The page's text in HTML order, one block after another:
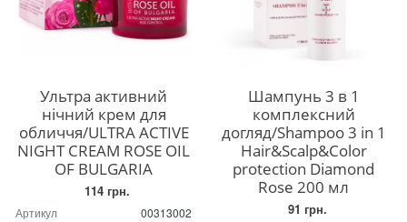
Ультра активний
нічний крем для
обличчя/ULTRA ACTIVE
NIGHT CREAM ROSE OIL
OF BULGARIA
114 грн.
Артикул
00313002
Шампунь 3 в 1
комплексний
догляд/Shampoo 3 in 1
Hair&Scalp&Color
protection Diamond
Rose 200 мл
91 грн.